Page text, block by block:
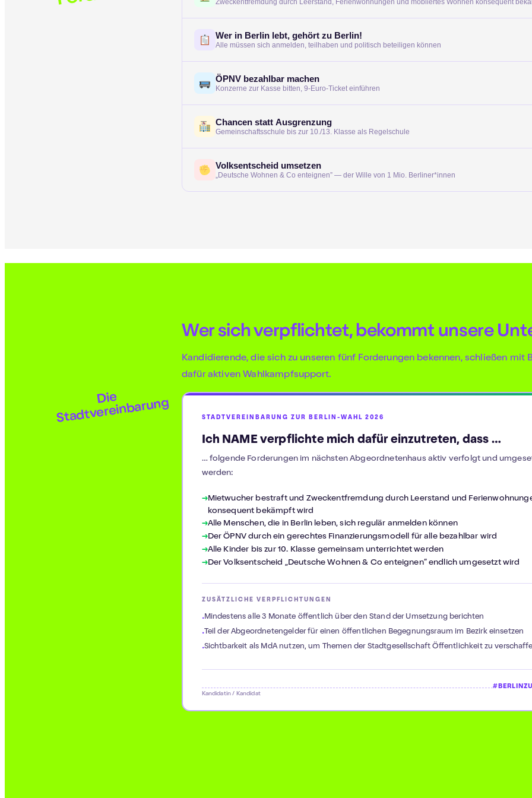
Zweckentfremdung durch Leerstand, Ferienwohnungen und möbliertes Wohnen konsequent
Wer in Berlin lebt, gehört zu Berlin!
Alle müssen sich anmelden, teilhaben und politisch beteiligen können
ÖPNV bezahlbar machen
Konzerne zur Kasse bitten, 9-Euro-Ticket einführen
Chancen statt Ausgrenzung
Gemeinschaftsschule bis zur 10./13. Klasse als Regelschule
Volksentscheid umsetzen
„Deutsche Wohnen & Co enteignen” — der Wille von 1 Mio. Berliner*innen
Die
Stadtvereinbarung
Wer sich verpflichtet, bekommt unsere
Kandidierende, die sich zu unseren fünf Forderungen bekennen, schließen
dafür aktiven Wahlkampfsupport.
STADTVEREINBARUNG ZUR BERLIN-WAHL 2026
Ich NAME verpflichte mich dafür einzutreten, dass …
… folgende Forderungen im nächsten Abgeordnetenhaus aktiv verfolgt und
werden:
Mietwucher bestraft und Zweckentfremdung durch Leerstand und
konsequent bekämpft wird
Alle Menschen, die in Berlin leben, sich regulär anmelden können
Der ÖPNV durch ein gerechtes Finanzierungsmodell für alle bezahlbar wird
Alle Kinder bis zur 10. Klasse gemeinsam unterrichtet werden
Der Volksentscheid „Deutsche Wohnen & Co enteignen” endlich umgesetzt wird
ZUSÄTZLICHE VERPFLICHTUNGEN
Mindestens alle 3 Monate öffentlich über den Stand der Umsetzung berichten
Teil der Abgeordnetengelder für einen öffentlichen Begegnungsraum im Bezirk einsetzen
Sichtbarkeit als MdA nutzen, um Themen der Stadtgesellschaft Öffentlichkeit zu
Kandidatin / Kandidat